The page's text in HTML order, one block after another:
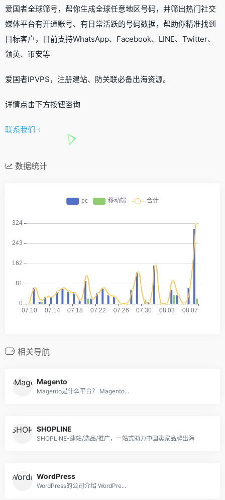
爱国者全球筛号，帮你生成全球任意地区号码，并筛出热门社交
媒体平台有开通账号、有日常活跃的号码数据，帮助你精准找到
目标客户，目前支持WhatsApp、Facebook、LINE、Twitter、
领英、币安等
爱国者IPVPS，注册建站、防关联必备出海资源。
详情点击下方按钮咨询
联系我们
数据统计
相关导航
Magento
Magento是什么平台？ Magento...
SHOPLINE
SHOPLINE-建站/选品/推广，一站式助力中国卖家品牌出海
WordPress
WordPress的公司介绍 WordPre...